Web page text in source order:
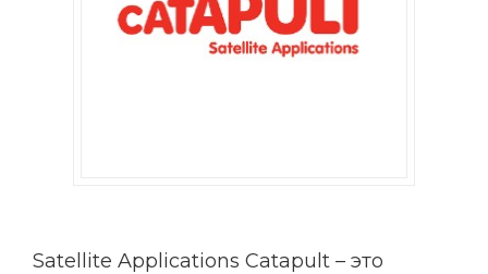
Satellite Applications Catapult – это